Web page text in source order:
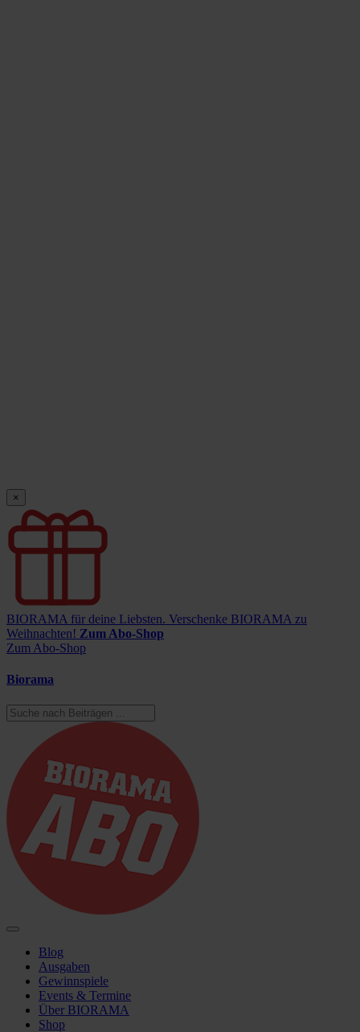
×
BIORAMA für deine Liebsten. Verschenke BIORAMA zu
Weihnachten! Zum Abo-Shop
Zum Abo-Shop
Biorama
Blog
Ausgaben
Gewinnspiele
Events & Termine
Über BIORAMA
Shop